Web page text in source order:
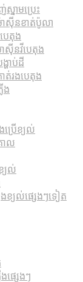
នាមប្រេះ
ាស៊ីនខាត់ប៉ូលា
េតុង
ាស៊ីនវីបេតុង
ហាប់ដី
ត់រងបេតុង
ង
ប្រើខ្យល់
ោល
យល់
ងខ្យល់ផ្សេងៗទៀត
ងផ្សេងៗ